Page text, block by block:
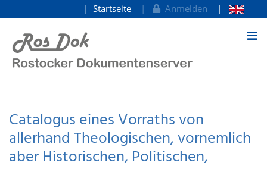
zum Inhalt
Startseite Anmelden
Catalogus eines Vorraths von
allerhand Theologischen, vornemlich
aber Historischen, Politischen,